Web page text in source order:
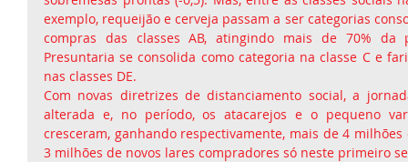
exemplo, requeijão e cerveja passam a ser categorias
compras das classes AB, atingindo mais de 70% da
Presuntaria se consolida como categoria na classe C e
nas classes DE.
Com novas diretrizes de distanciamento social, a
alterada e, no período, os atacarejos e o pequeno
cresceram, ganhando respectivamente, mais de 4
3 milhões de novos lares compradores só neste primeiro